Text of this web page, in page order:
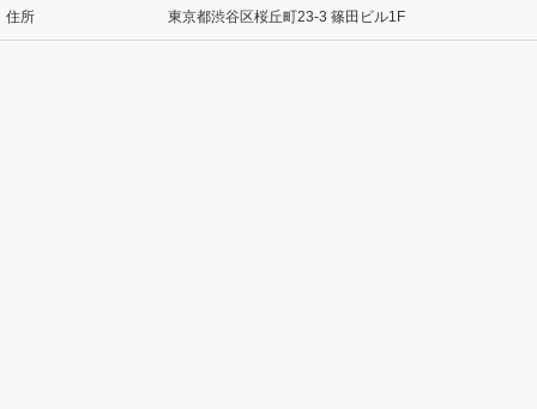
住所 東京都渋谷区桜丘町23-3 篠田ビル1F